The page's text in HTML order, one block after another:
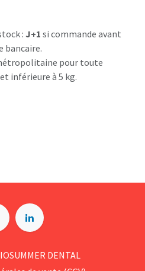
: J+1 si commande avant
bancaire.
pour toute
inférieure à 5 kg.
DENTAL